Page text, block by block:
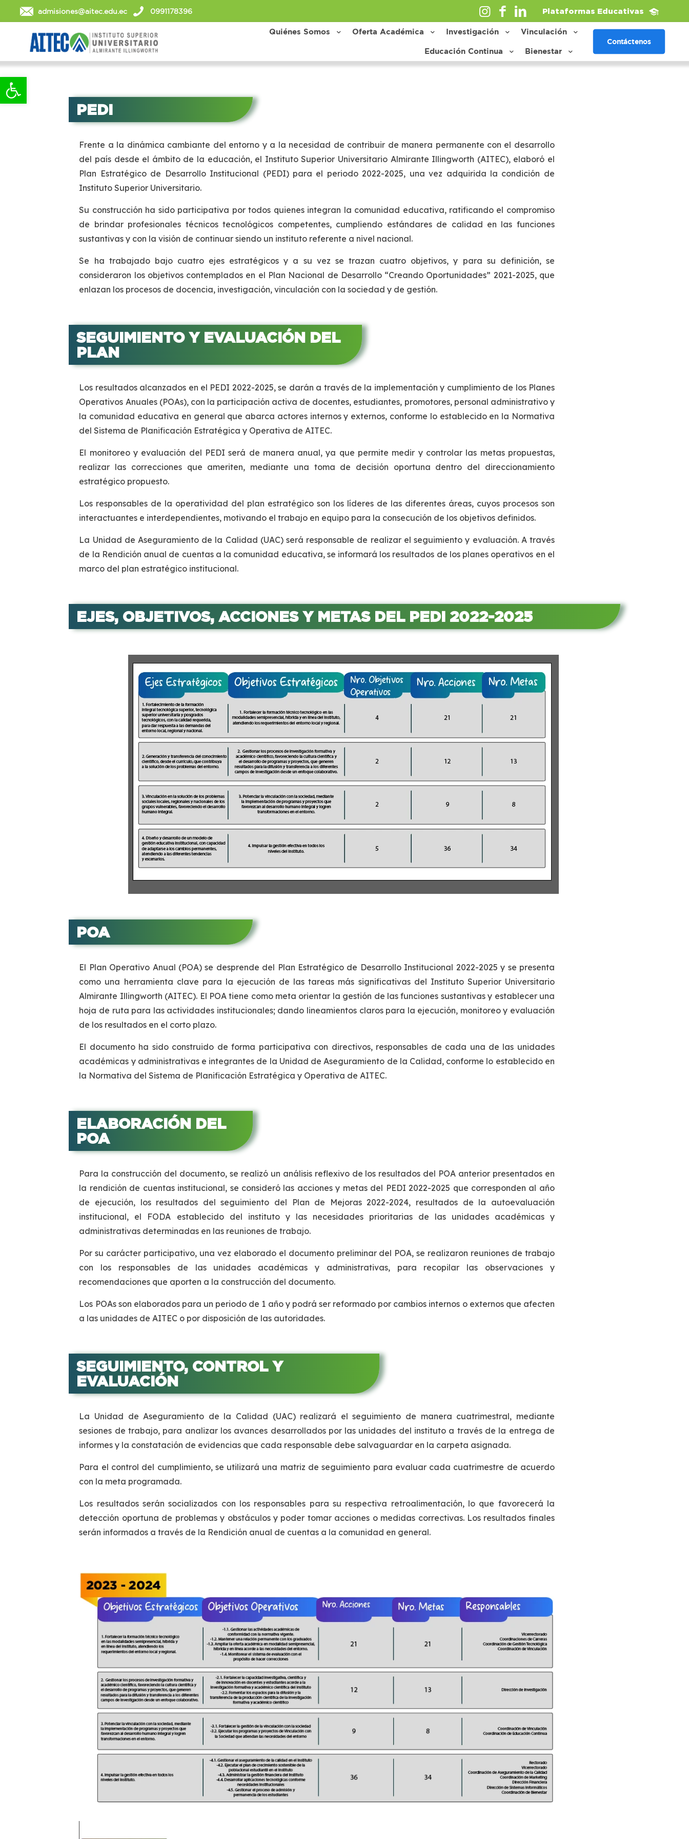
Abrir barra de herramientas
admisiones@aitec.edu.ec 0991178396 Plataformas Educativas
Quiénes Somos Oferta Académica Investigación Vinculación
Educación Continua Bienestar
Contáctenos
PEDI
Frente a la dinámica cambiante del entorno y a la necesidad de contribuir de manera permanente con el desarrollo
del país desde el ámbito de la educación, el Instituto Superior Universitario Almirante Illingworth (AITEC), elaboró el
Plan Estratégico de Desarrollo Institucional (PEDI) para el periodo 2022-2025, una vez adquirida la condición de
Instituto Superior Universitario.
Su construcción ha sido participativa por todos quienes integran la comunidad educativa, ratificando el compromiso
de brindar profesionales técnicos tecnológicos competentes, cumpliendo estándares de calidad en las funciones
sustantivas y con la visión de continuar siendo un instituto referente a nivel nacional.
Se ha trabajado bajo cuatro ejes estratégicos y a su vez se trazan cuatro objetivos, y para su definición, se
consideraron los objetivos contemplados en el Plan Nacional de Desarrollo “Creando Oportunidades” 2021-2025, que
enlazan los procesos de docencia, investigación, vinculación con la sociedad y de gestión.
SEGUIMIENTO Y EVALUACIÓN DEL
PLAN
Los resultados alcanzados en el PEDI 2022-2025, se darán a través de la implementación y cumplimiento de los Planes
Operativos Anuales (POAs), con la participación activa de docentes, estudiantes, promotores, personal administrativo y
la comunidad educativa en general que abarca actores internos y externos, conforme lo establecido en la Normativa
del Sistema de Planificación Estratégica y Operativa de AITEC.
El monitoreo y evaluación del PEDI será de manera anual, ya que permite medir y controlar las metas propuestas,
realizar las correcciones que ameriten, mediante una toma de decisión oportuna dentro del direccionamiento
estratégico propuesto.
Los responsables de la operatividad del plan estratégico son los líderes de las diferentes áreas, cuyos procesos son
interactuantes e interdependientes, motivando el trabajo en equipo para la consecución de los objetivos definidos.
La Unidad de Aseguramiento de la Calidad (UAC) será responsable de realizar el seguimiento y evaluación. A través
de la Rendición anual de cuentas a la comunidad educativa, se informará los resultados de los planes operativos en el
marco del plan estratégico institucional.
EJES, OBJETIVOS, ACCIONES Y METAS DEL PEDI 2022-2025
POA
El Plan Operativo Anual (POA) se desprende del Plan Estratégico de Desarrollo Institucional 2022-2025 y se presenta
como una herramienta clave para la ejecución de las tareas más significativas del Instituto Superior Universitario
Almirante Illingworth (AITEC). El POA tiene como meta orientar la gestión de las funciones sustantivas y establecer una
hoja de ruta para las actividades institucionales; dando lineamientos claros para la ejecución, monitoreo y evaluación
de los resultados en el corto plazo.
El documento ha sido construido de forma participativa con directivos, responsables de cada una de las unidades
académicas y administrativas e integrantes de la Unidad de Aseguramiento de la Calidad, conforme lo establecido en
la Normativa del Sistema de Planificación Estratégica y Operativa de AITEC.
ELABORACIÓN DEL
POA
Para la construcción del documento, se realizó un análisis reflexivo de los resultados del POA anterior presentados en
la rendición de cuentas institucional, se consideró las acciones y metas del PEDI 2022-2025 que corresponden al año
de ejecución, los resultados del seguimiento del Plan de Mejoras 2022-2024, resultados de la autoevaluación
institucional, el FODA establecido del instituto y las necesidades prioritarias de las unidades académicas y
administrativas determinadas en las reuniones de trabajo.
Por su carácter participativo, una vez elaborado el documento preliminar del POA, se realizaron reuniones de trabajo
con los responsables de las unidades académicas y administrativas, para recopilar las observaciones y
recomendaciones que aporten a la construcción del documento.
Los POAs son elaborados para un periodo de 1 año y podrá ser reformado por cambios internos o externos que afecten
a las unidades de AITEC o por disposición de las autoridades.
SEGUIMIENTO, CONTROL Y
EVALUACIÓN
La Unidad de Aseguramiento de la Calidad (UAC) realizará el seguimiento de manera cuatrimestral, mediante
sesiones de trabajo, para analizar los avances desarrollados por las unidades del instituto a través de la entrega de
informes y la constatación de evidencias que cada responsable debe salvaguardar en la carpeta asignada.
Para el control del cumplimiento, se utilizará una matriz de seguimiento para evaluar cada cuatrimestre de acuerdo
con la meta programada.
Los resultados serán socializados con los responsables para su respectiva retroalimentación, lo que favorecerá la
detección oportuna de problemas y obstáculos y poder tomar acciones o medidas correctivas. Los resultados finales
serán informados a través de la Rendición anual de cuentas a la comunidad en general.